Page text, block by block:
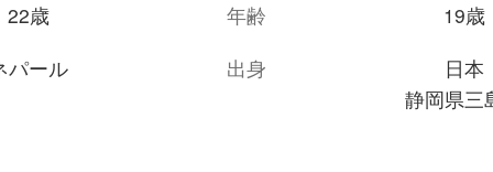
22歳
年齢
19歳
パール
出身
日本
静岡県三